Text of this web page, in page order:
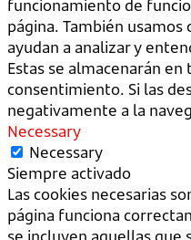
funcionamiento de
página. También
ayudan a analizar y
Estas se almacenarán
consentimiento. Si las
negativamente a la
Necessary
Necessary
Siempre activado
Las cookies necesarias
página funciona
se incluyen aquellas que